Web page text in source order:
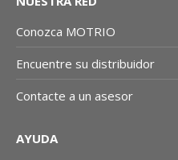
Conozca MOTRIO
Encuentre su distribuidor
Contacte a un asesor
AYUDA